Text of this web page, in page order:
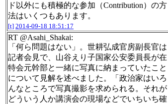
ド以外にも積極的な参加（Contribution）の方
法はいくつもあります。
[t] 2014-09-18 18:51:17
RT @Asahi_Shakai:
「何ら問題はない」。世耕弘成官房副長官は
記者会見で、山谷えり子国家公安委員長が在
特会元幹部と一緒に写真に納まっていたこと
について見解を述べました。「政治家はいろ
んなところで写真撮影を求められる。それが
どういう人か講演会の現場などでいちいち確